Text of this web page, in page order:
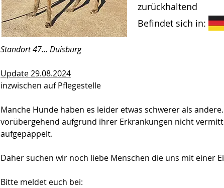
zurückhaltend
Befindet sich in:
Standort 47... Duisburg
Update 29.08.2024
inzwischen auf Pflegestelle
Manche Hunde haben es leider etwas schwerer als
vorübergehend aufgrund ihrer Erkrankungen nicht
aufgepäppelt.
Daher suchen wir noch liebe Menschen die uns mit einer
Bitte meldet euch bei: